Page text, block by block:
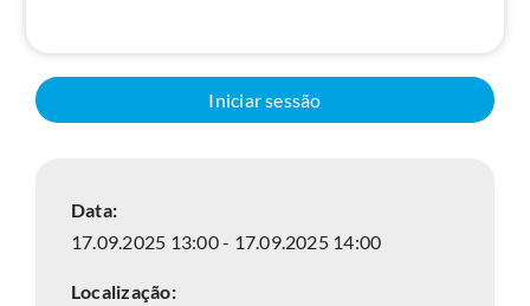
Iniciar sessão
Data:
17.09.2025 13:00 - 17.09.2025 14:00
Localização: